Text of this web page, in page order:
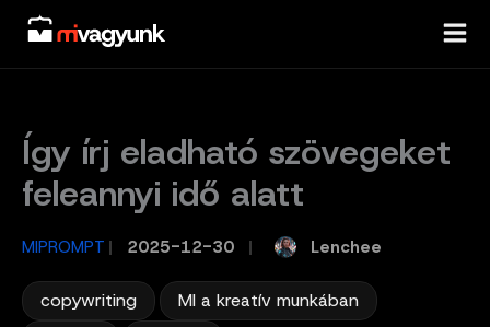
Skip
content
Így írj eladható szövegeket
feleannyi idő alatt
MIPROMPT / 2025-12-30 Lenchee
copywriting MI a kreatív munkában